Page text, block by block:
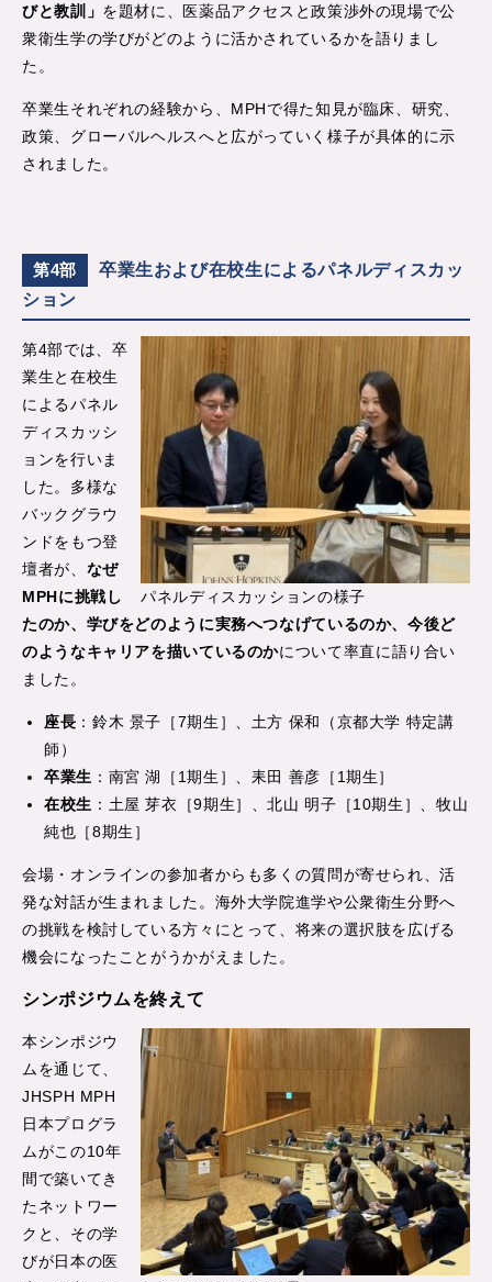
びと教訓」 を題材に、医薬品アクセスと政策渉外の現場で公
衆衛生学の学びがどのように活かされているかを語りまし
た。
卒業生それぞれの経験から、MPHで得た知見が臨床、研究、
政策、グローバルヘルスへと広がっていく様子が具体的に示
されました。
第4部
卒業生および在校生によるパネルディスカッ
ション
パネルディスカッションの様子
第4部では、卒
業生と在校生
によるパネル
ディスカッシ
ョンを行いま
した。多様な
バックグラウ
ンドをもつ登
壇者が、 なぜ
MPHに挑戦し
たのか、学びをどのように実務へつなげているのか、今後ど
のようなキャリアを描いているのかについて率直に語り合い
ました。
座長 ：鈴木 景子［7期生］、土方 保和（京都大学 特定講
師）
卒業生 ：南宮 湖［1期生］、耒田 善彦［1期生］
在校生 ：土屋 芽衣［9期生］、北山 明子［10期生］、牧山
純也［8期生］
会場・オンラインの参加者からも多くの質問が寄せられ、活
発な対話が生まれました。海外大学院進学や公衆衛生分野へ
の挑戦を検討している方々にとって、将来の選択肢を広げる
機会になったことがうかがえました。
シンポジウムを終えて
本シンポジウ
ムを通じて、
JHSPH MPH
日本プログラ
ムがこの10年
間で築いてき
たネットワー
クと、その学
びが日本の医